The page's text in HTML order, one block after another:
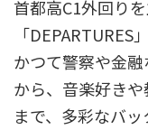
首都高C1外回り
「DEPARTURES」
かつて警察や金
から、音楽好き
まで、多彩なバ